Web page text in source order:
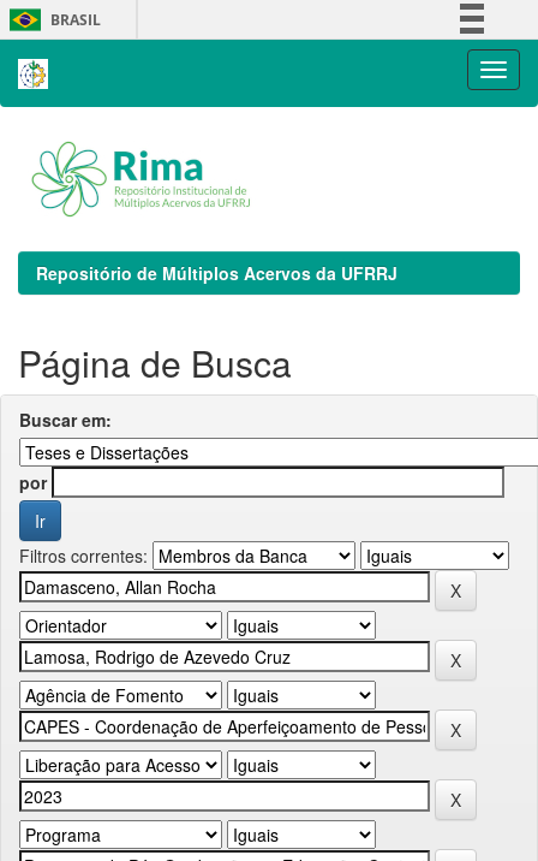
Skip
navigation
BRASIL
Repositório de Múltiplos Acervos da UFRRJ
Página de Busca
Buscar em:
por
Filtros correntes: